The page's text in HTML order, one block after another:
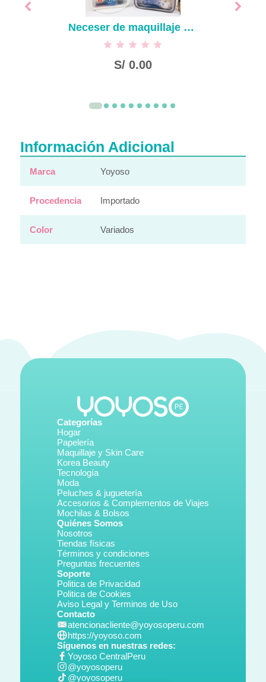
Neceser de maquillaje esmerilada serie Fun friends
S/0.00
Información Adicional
Marca Yoyoso
Procedencia Importado
Color Variados
Categorías
Hogar
Papelería
Maquillaje y Skin Care
Korea Beauty
Tecnología
Moda
Peluches & juguetería
Accesorios & Complementos de Viajes
Mochilas & Bolsos
Quiénes Somos
Nosotros
Tiendas físicas
Términos y condiciones
Preguntas frecuentes
Soporte
Politica de Privacidad
Politica de Cookies
Aviso Legal y Terminos de Uso
Contacto
atencionacliente@yoyosoperu.com
https://yoyoso.com
Síguenos en nuestras redes:
Yoyoso CentralPeru
@yoyosoperu
@yoyosoperu